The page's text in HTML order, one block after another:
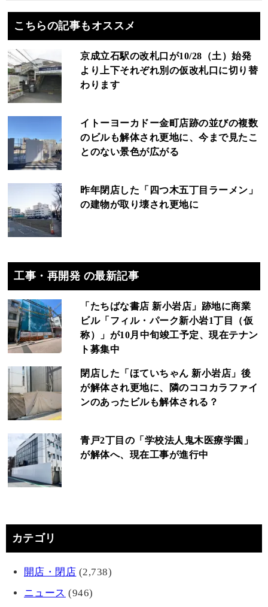
こちらの記事もオススメ
京成立石駅の改札口が10/28（土）始発
より上下それぞれ別の仮改札口に切り替
わります
イトーヨーカドー金町店跡の並びの複数
のビルも解体され更地に、今まで見たこ
とのない景色が広がる
昨年閉店した「四つ木五丁目ラーメン」
の建物が取り壊され更地に
工事・再開発 の最新記事
「たちばな書店 新小岩店」跡地に商業
ビル「フィル・パーク新小岩1丁目（仮
称）」が10月中旬竣工予定、現在テナン
ト募集中
閉店した「ほていちゃん 新小岩店」後
が解体され更地に、隣のココカラファイ
ンのあったビルも解体される？
青戸2丁目の「学校法人鬼木医療学園」
が解体へ、現在工事が進行中
カテゴリ
開店・閉店 (2,738)
ニュース (946)